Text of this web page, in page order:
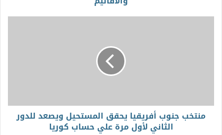
منتخب جنوب أفريقيا يحقق المستحيل ويصعد للدور
الثاني لأول مرة علي حساب كوريا